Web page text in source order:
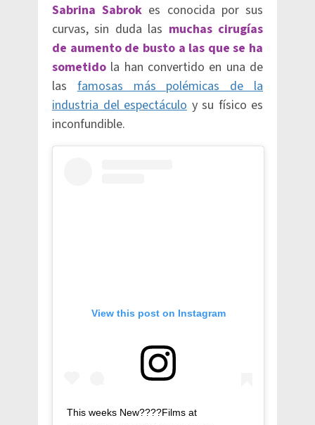
Sabrina Sabrok es conocida por sus
curvas, sin duda las muchas cirugías
de aumento de busto a las que se ha
sometido la han convertido en una de
lasfamosas más polémicas de la
industria del espectáculo y su físico es
inconfundible.
View this post on Instagram
This weeks New????Films at